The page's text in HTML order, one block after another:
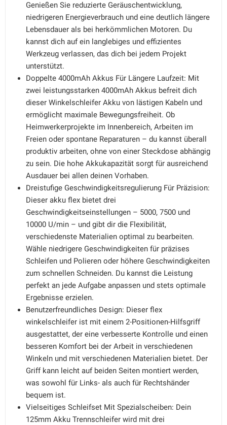
Genießen Sie reduzierte Geräuschentwicklung,
niedrigeren Energieverbrauch und eine deutlich längere
Lebensdauer als bei herkömmlichen Motoren. Du
kannst dich auf ein langlebiges und effizientes
Werkzeug verlassen, das dich bei jedem Projekt
unterstützt.
Doppelte 4000mAh Akkus Für Längere Laufzeit: Mit
zwei leistungsstarken 4000mAh Akkus befreit dich
dieser Winkelschleifer Akku von lästigen Kabeln und
ermöglicht maximale Bewegungsfreiheit. Ob
Heimwerkerprojekte im Innenbereich, Arbeiten im
Freien oder spontane Reparaturen – du kannst überall
produktiv arbeiten, ohne von einer Steckdose abhängig
zu sein. Die hohe Akkukapazität sorgt für ausreichend
Ausdauer bei allen deinen Vorhaben.
Dreistufige Geschwindigkeitsregulierung Für Präzision:
Dieser akku flex bietet drei
Geschwindigkeitseinstellungen – 5000, 7500 und
10000 U/min – und gibt dir die Flexibilität,
verschiedenste Materialien optimal zu bearbeiten.
Wähle niedrigere Geschwindigkeiten für präzises
Schleifen und Polieren oder höhere Geschwindigkeiten
zum schnellen Schneiden. Du kannst die Leistung
perfekt an jede Aufgabe anpassen und stets optimale
Ergebnisse erzielen.
Benutzerfreundliches Design: Dieser flex
winkelschleifer ist mit einem 2-Positionen-Hilfsgriff
ausgestattet, der eine verbesserte Kontrolle und einen
besseren Komfort bei der Arbeit in verschiedenen
Winkeln und mit verschiedenen Materialien bietet. Der
Griff kann leicht auf beiden Seiten montiert werden,
was sowohl für Links- als auch für Rechtshänder
bequem ist.
Vielseitiges Schleifset Mit Spezialscheiben: Dein
125mm Akku Trennschleifer wird mit drei